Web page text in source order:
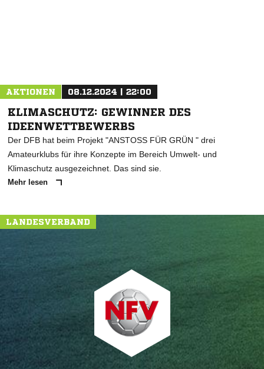
AKTIONEN 08.12.2024 | 22:00
KLIMASCHUTZ: GEWINNER DES
IDEENWETTBEWERBS
Der DFB hat beim Projekt "ANSTOSS FÜR GRÜN " drei
Amateurklubs für ihre Konzepte im Bereich Umwelt- und
Klimaschutz ausgezeichnet. Das sind sie.
Mehr lesen
LANDESVERBAND